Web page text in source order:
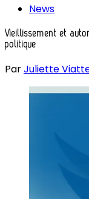
News
Vieillissement et
politique
ParJuliette